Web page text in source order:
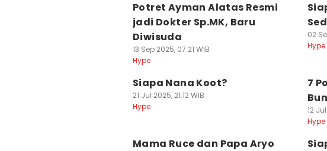
Potret Ayman Alatas Resmi
jadi Dokter Sp.MK, Baru
Diwisuda
13 Sep 2025, 07:21 WIB
Hype
02
Hype
Siapa Nana Koot?
21 Jul 2025, 21:12 WIB
Hype
7
12
Hype
Mama Ruce dan Papa Aryo